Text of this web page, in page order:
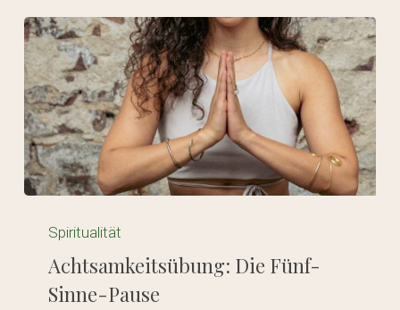
Sinne-
Pause
Spiritualität
Achtsamkeitsübung: Die Fünf-
Sinne-Pause